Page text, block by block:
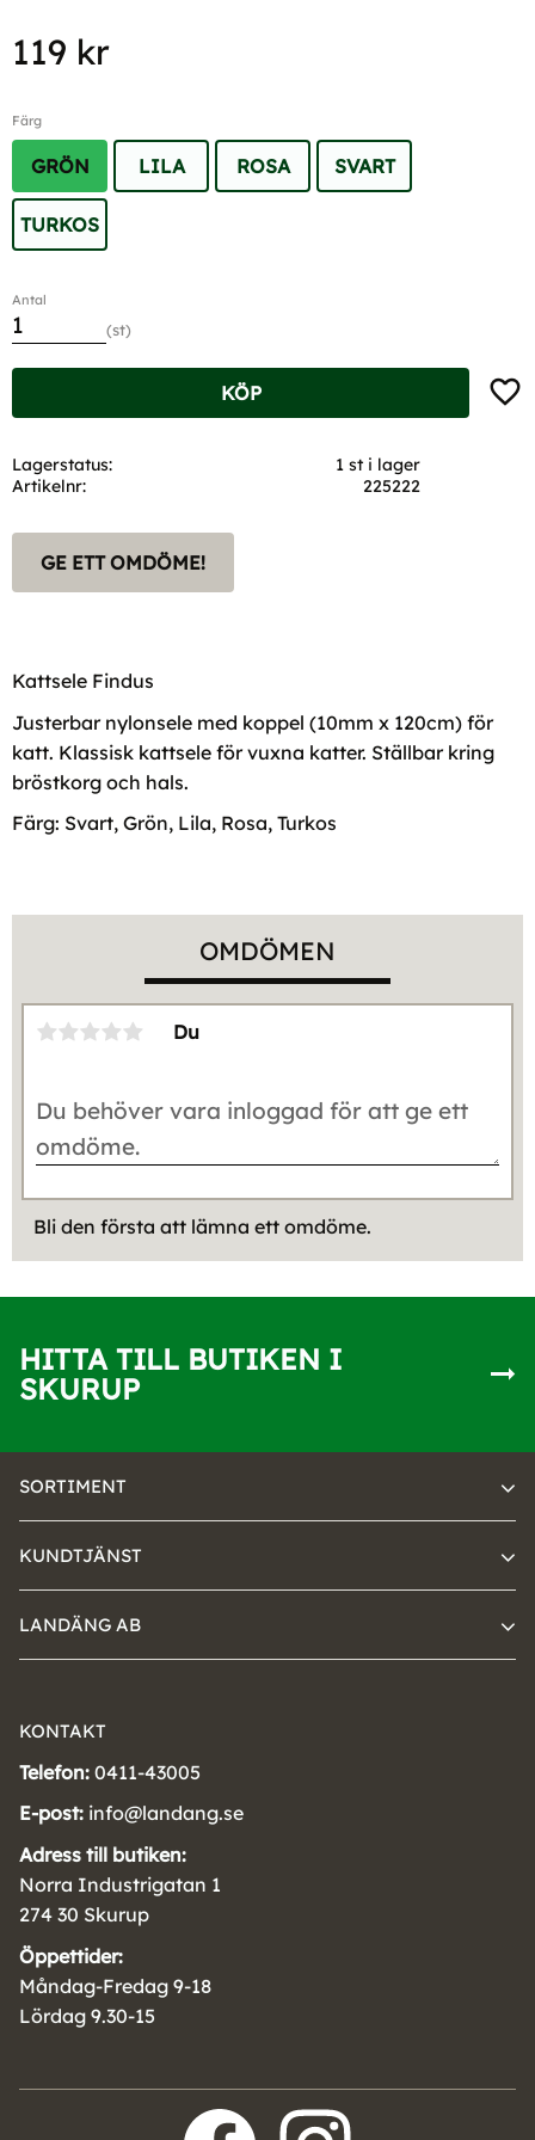
119 kr
Färg
GRÖN LILA ROSA SVART
TURKOS
Antal
st
KÖP
Lagerstatus
1 st i lager
Artikelnr
225222
GE ETT OMDÖME!
Kattsele Findus
Justerbar nylonsele med koppel (10mm x 120cm) för
katt. Klassisk kattsele för vuxna katter. Ställbar kring
bröstkorg och hals.
Färg: Svart, Grön, Lila, Rosa, Turkos
OMDÖMEN
Du
Bli den första att lämna ett omdöme.
HITTA TILL BUTIKEN I
SKURUP
SORTIMENT
KUNDTJÄNST
LANDÄNG AB
KONTAKT
Telefon: 0411-43005
E-post: info@landang.se
Adress till butiken:
Norra Industrigatan 1
274 30 Skurup
Öppettider:
Måndag-Fredag 9-18
Lördag 9.30-15